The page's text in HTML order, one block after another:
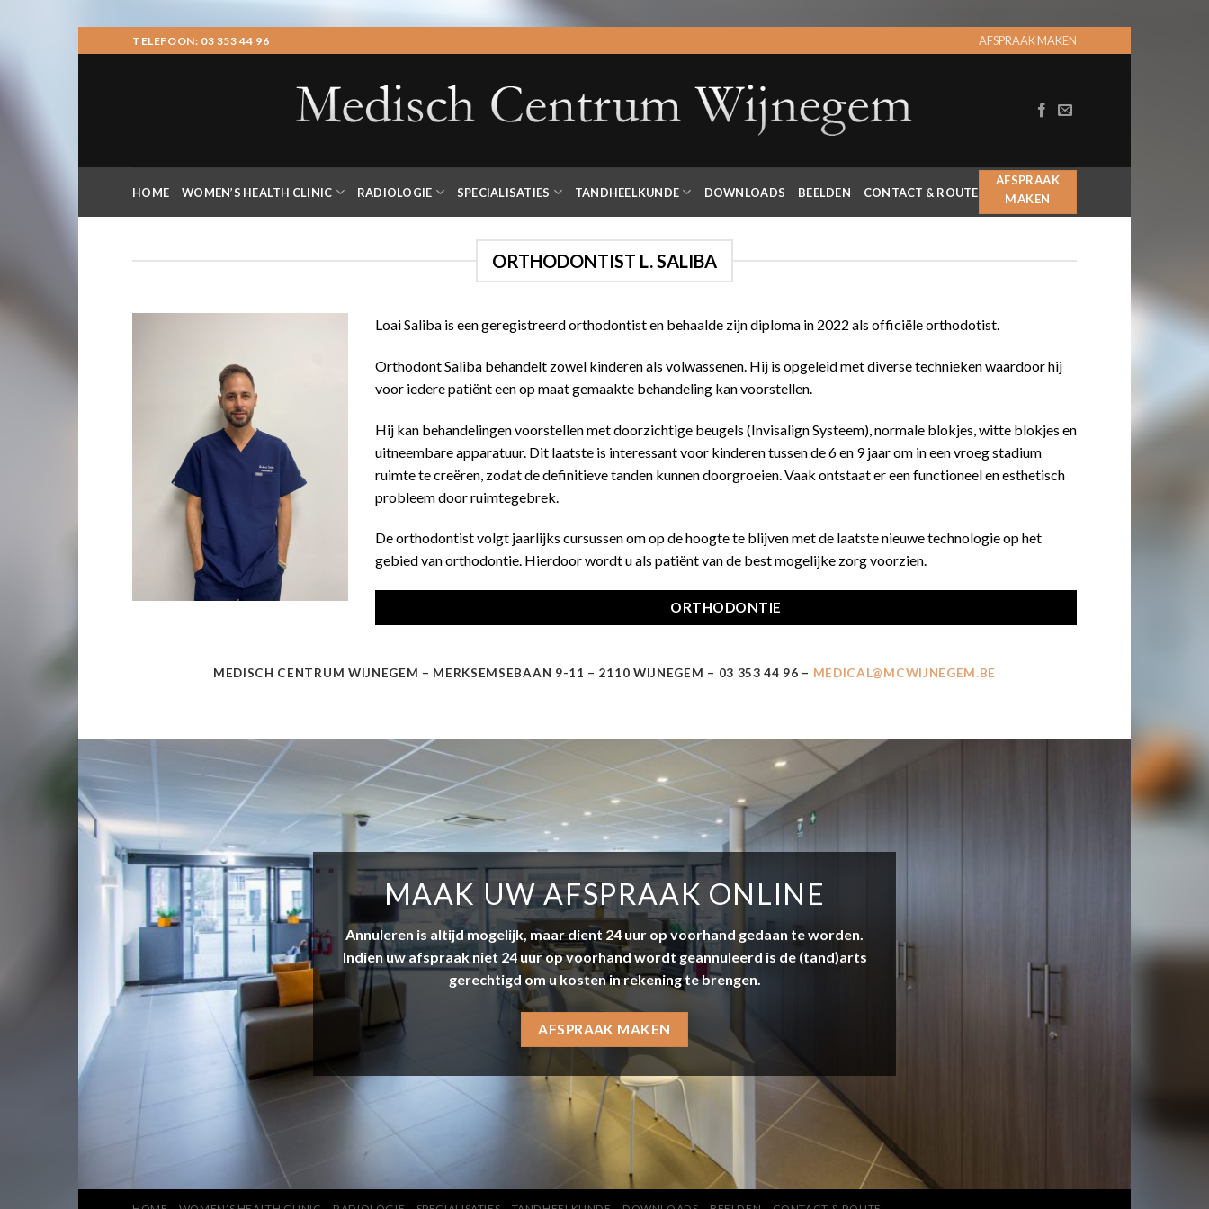
to
TELEFOON: 03 353 44 96 AFSPRAAK MAKEN
HOME WOMEN’S HEALTH CLINIC RADIOLOGIE SPECIALISATIES TANDHEELKUNDE DOWNLOADS BEELDEN CONTACT & ROUTE
AFSPRAAK
MAKEN
ORTHODONTIST L. SALIBA
Loai Saliba is een geregistreerd orthodontist en behaalde zijn diploma in 2022 als officiële orthodotist.
Orthodont Saliba behandelt zowel kinderen als volwassenen. Hij is opgeleid met diverse technieken waardoor hij
voor iedere patiënt een op maat gemaakte behandeling kan voorstellen.
Hij kan behandelingen voorstellen met doorzichtige beugels (Invisalign Systeem), normale blokjes, witte blokjes en
uitneembare apparatuur. Dit laatste is interessant voor kinderen tussen de 6 en 9 jaar om in een vroeg stadium
ruimte te creëren, zodat de definitieve tanden kunnen doorgroeien. Vaak ontstaat er een functioneel en esthetisch
probleem door ruimtegebrek.
De orthodontist volgt jaarlijks cursussen om op de hoogte te blijven met de laatste nieuwe technologie op het
gebied van orthodontie. Hierdoor wordt u als patiënt van de best mogelijke zorg voorzien.
ORTHODONTIE
MEDISCH CENTRUM WIJNEGEM – MERKSEMSEBAAN 9-11 – 2110 WIJNEGEM – 03 353 44 96 – MEDICAL@MCWIJNEGEM.BE
MAAK UW AFSPRAAK ONLINE
Annuleren is altijd mogelijk, maar dient 24 uur op voorhand gedaan te worden.
Indien uw afspraak niet 24 uur op voorhand wordt geannuleerd is de (tand)arts
gerechtigd om u kosten in rekening te brengen.
AFSPRAAK MAKEN